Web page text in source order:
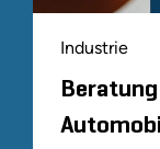
Industrie